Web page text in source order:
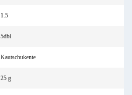
1.5
5dbi
Kautschukente
25 g